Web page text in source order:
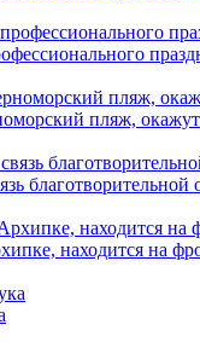
пляж,
благотворительной
находится на